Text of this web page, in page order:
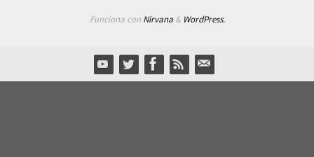
Funciona con Nirvana& WordPress.